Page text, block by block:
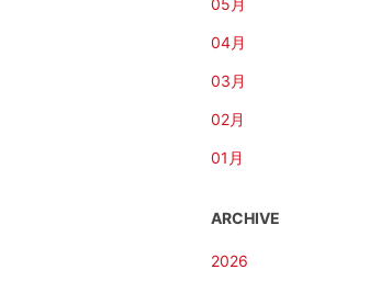
05月
04月
03月
02月
01月
ARCHIVE
2026